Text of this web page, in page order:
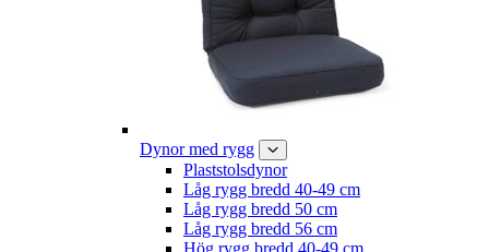
Dynor med rygg
Plaststolsdynor
Låg rygg bredd 40-49 cm
Låg rygg bredd 50 cm
Låg rygg bredd 56 cm
Hög rygg bredd 40-49 cm